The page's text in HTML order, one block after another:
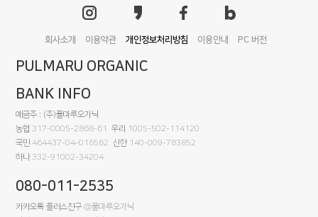
회사소개 이용약관 개인정보처리방침 이용안내 PC 버전
PULMARU ORGANIC
BANK INFO
예금주 : (주)풀마루오가닉
농협 317-0005-2868-61 우리
1005-502-114120
국민 464437-04-016562 신한 140-009-783852
하나 332-91002-34204
080-011-2535
카카오톡 플러스친구@풀마루오가닉